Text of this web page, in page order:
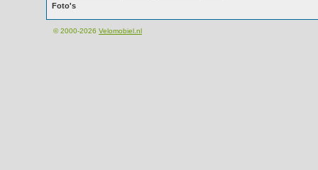
Foto's
© 2000-2026 Velomobiel.nl